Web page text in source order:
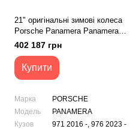
21" оригінальні зимові колеса
Porsche Panamera Panamera
Turbo S 976 971
(976601025M/976601025N)
402 187 грн
Купити
Марка
PORSCHE
Модель
PANAMERA
Кузов
971 2016 -, 976 2023 -